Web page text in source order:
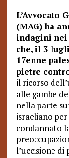
L’Avvocato
(MAG) ha
indagini
che, il 3
17enne
pietre
il ricorso
alle gambe
nella parte
israeliano
condannato
l’uccisione di